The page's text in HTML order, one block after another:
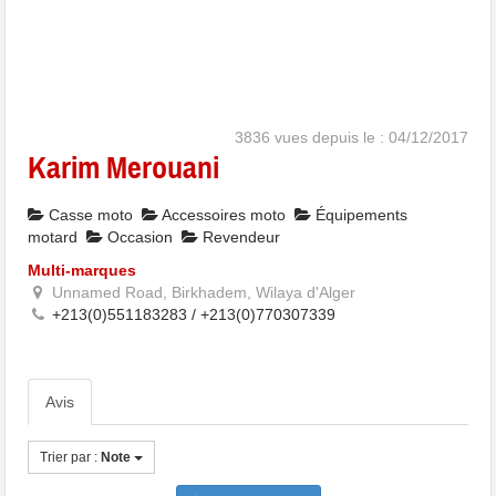
3836 vues depuis le : 04/12/2017
Karim Merouani
Casse moto Accessoires moto
Équipements
motard
Occasion
Revendeur
Multi-marques
Unnamed Road, Birkhadem, Wilaya d'Alger
+213(0)551183283 / +213(0)770307339
Avis
Trier par :Note